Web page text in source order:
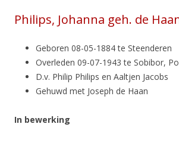
Philips, Johanna geh. de
Geboren 08-05-1884 te Steenderen
Overleden 09-07-1943 te Sobibor,
D.v. Philip Philips en Aaltjen Jacobs
Gehuwd met Joseph de Haan
In bewerking